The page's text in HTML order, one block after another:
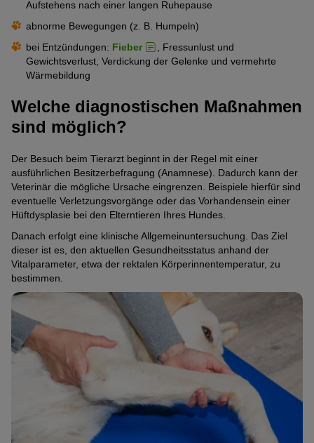
Aufstehens nach einer langen Ruhepause
abnorme Bewegungen (z. B. Humpeln)
bei Entzündungen: Fieber
, Fressunlust und
Gewichtsverlust, Verdickung der Gelenke und vermehrte
Wärmebildung
Welche diagnostischen Maßnahmen
sind möglich?
Der Besuch beim Tierarzt beginnt in der Regel mit einer
ausführlichen Besitzerbefragung (Anamnese). Dadurch kann der
Veterinär die mögliche Ursache eingrenzen. Beispiele hierfür sind
eventuelle Verletzungsvorgänge oder das Vorhandensein einer
Hüftdysplasie bei den Elterntieren Ihres Hundes.
Danach erfolgt eine klinische Allgemeinuntersuchung. Das Ziel
dieser ist es, den aktuellen Gesundheitsstatus anhand der
Vitalparameter, etwa der rektalen Körperinnentemperatur, zu
bestimmen.